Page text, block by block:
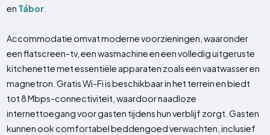
en Tábor
Accommodatie omvat moderne voorzieningen, waaronder
een flatscreen-tv, een wasmachine en een volledig uitgeruste
kitchenette met essentiële apparaten zoals een vaatwasser en
magnetron. Gratis Wi-Fi is beschikbaar in het terrein en biedt
tot 8 Mbps-connectiviteit, waardoor naadloze
internettoegang voor gasten tijdens hun verblijf zorgt. Gasten
kunnen ook comfortabel beddengoed verwachten, inclusief